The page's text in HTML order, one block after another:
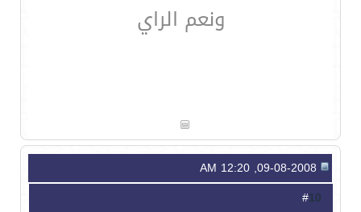
ونعم الراي
10